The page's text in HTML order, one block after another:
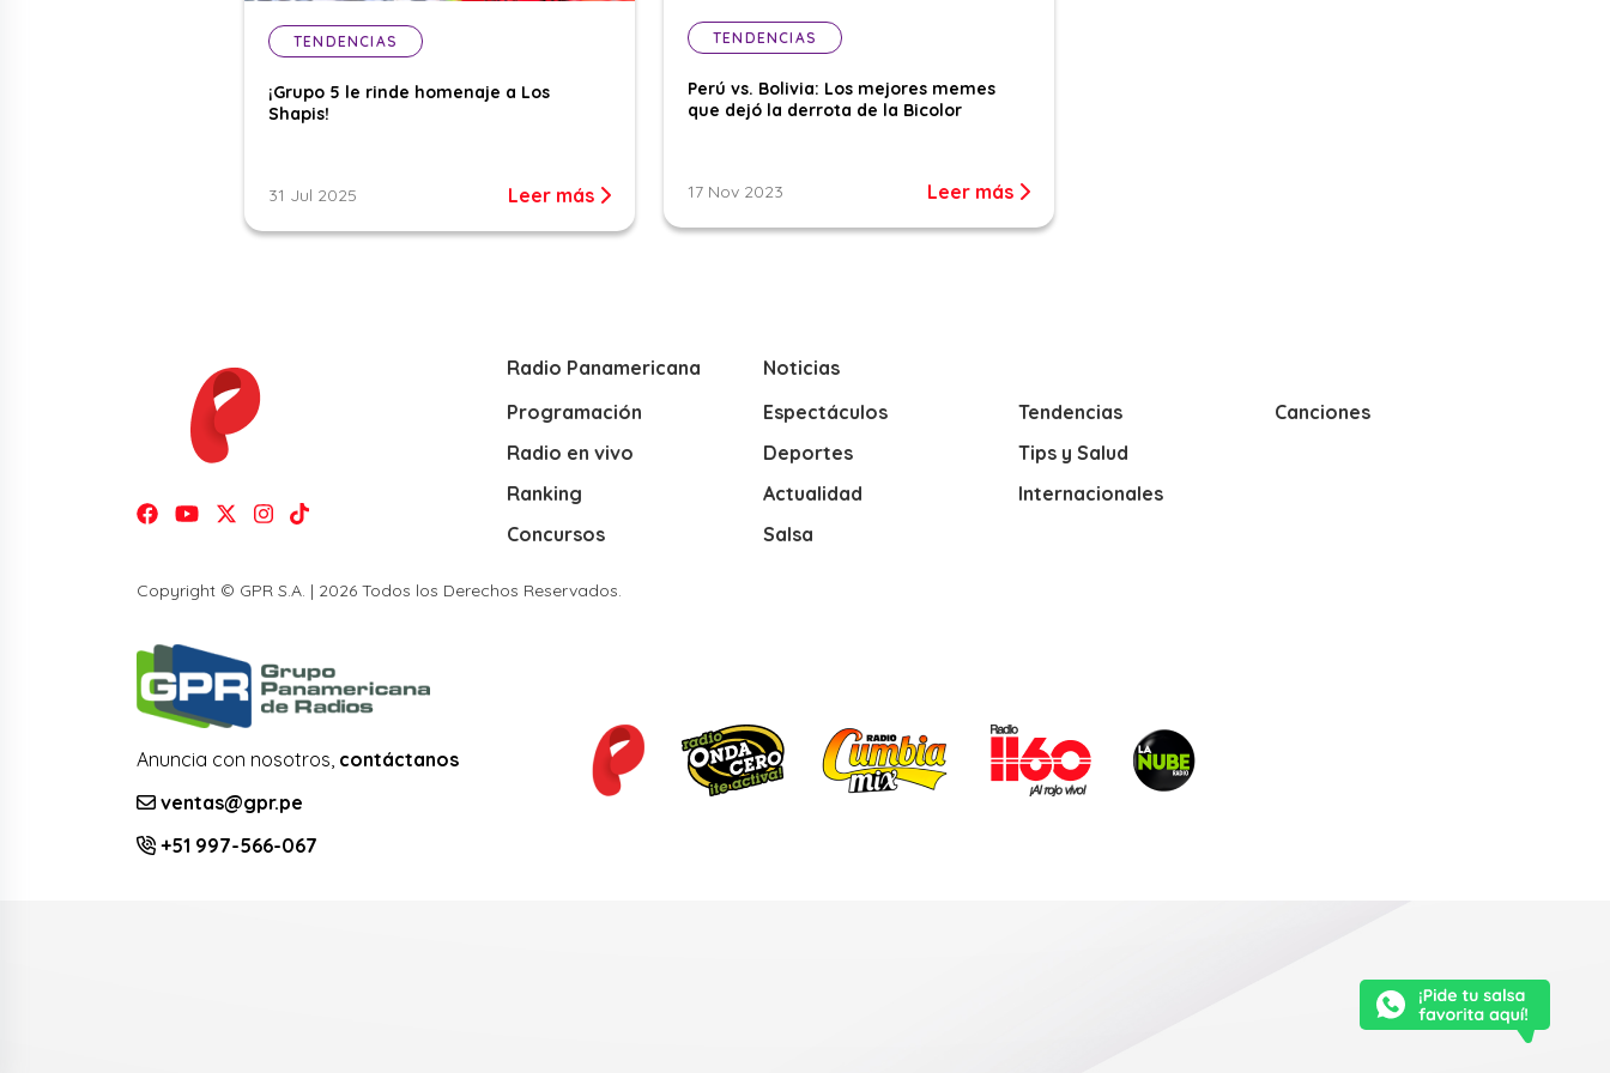
TENDENCIAS
¡Grupo 5 le rinde homenaje a Los
Shapis!
31 Jul 2025 Leer más
TENDENCIAS
Perú vs. Bolivia: Los mejores memes
que dejó la derrota de la Bicolor
17 Nov 2023 Leer más
Radio Panamericana
Programación
Radio en vivo
Ranking
Concursos
Noticias
Espectáculos
Deportes
Actualidad
Salsa
Tendencias
Tips y Salud
Internacionales
Canciones
Copyright © GPR S.A. | 2026 Todos los Derechos Reservados.
Anuncia con nosotros, contáctanos
ventas@gpr.pe
+51 997-566-067